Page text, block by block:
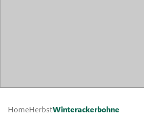
HomeHerbstWinterackerbohne